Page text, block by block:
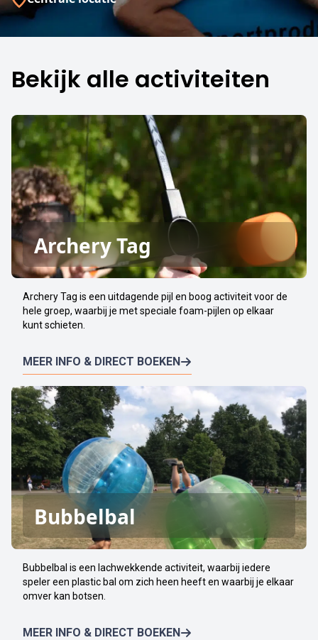
Bekijk alle activiteiten
Archery Tag
Archery Tag is een uitdagende pijl en boog activiteit voor de
hele groep, waarbij je met speciale foam-pijlen op elkaar
kunt schieten.
MEER INFO & DIRECT BOEKEN
Bubbelbal
Bubbelbal is een lachwekkende activiteit, waarbij iedere
speler een plastic bal om zich heen heeft en waarbij je elkaar
omver kan botsen.
MEER INFO & DIRECT BOEKEN